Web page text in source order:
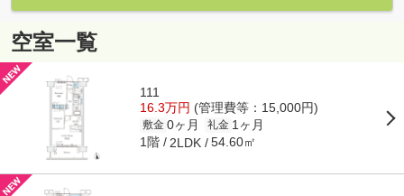
空室一覧
111
16.3万円 (管理費等：15,000円)
敷金 0ヶ月 礼金 1ヶ月
1階 2LDK 54.60㎡